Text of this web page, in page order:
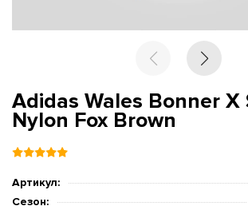
Adidas Wales Bonner X
Nylon Fox Brown
Артикул:
Сезон: